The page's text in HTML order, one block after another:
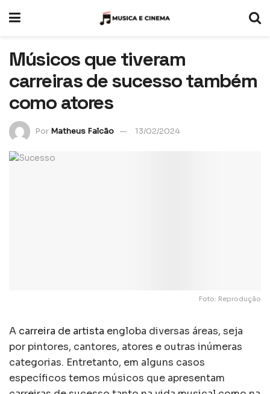
Músicos que tiveram
carreiras de sucesso também
como atores
Por Matheus Falcão 13/02/2024
Foto: Reprodução
A carreira de artista engloba diversas áreas, seja
por pintores, cantores, atores e outras inúmeras
categorias. Entretanto, em alguns casos
específicos temos músicos que apresentam